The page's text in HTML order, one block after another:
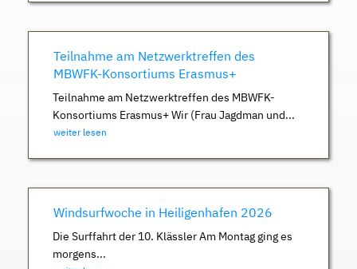
Teilnahme am Netzwerktreffen des
MBWFK-Konsortiums Erasmus+
Teilnahme am Netzwerktreffen des MBWFK-
Konsortiums Erasmus+ Wir (Frau Jagdman und...
weiter lesen
Windsurfwoche in Heiligenhafen 2026
Die Surffahrt der 10. Klässler Am Montag ging es
morgens...